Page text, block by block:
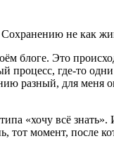
не как
блоге. Это
где-то
разный, для
«хочу всё
тот момент,